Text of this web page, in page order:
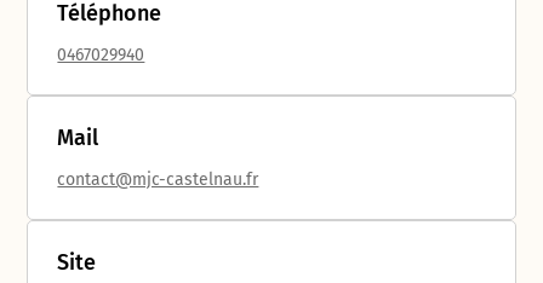
Téléphone
0467029940
Mail
contact@mjc-castelnau.fr
Site